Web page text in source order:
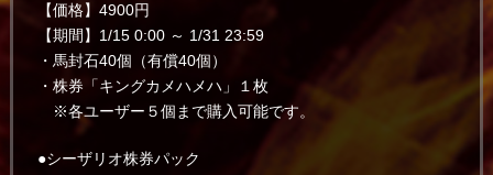
【価格】4900円
【期間】1/15 0:00 ～ 1/31 23:59
・馬封石40個（有償40個）
・株券「キングカメハメハ」１枚
※各ユーザー５個まで購入可能です。
●シーザリオ株券パック